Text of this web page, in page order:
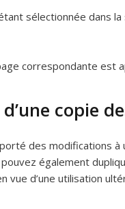
sélectionnée dans
correspondante est
copie
des modifications
également
vue d’une utilisation